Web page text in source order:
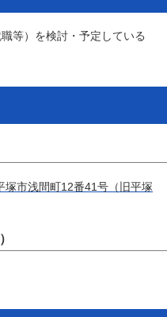
等）を検討・予定している
塚市浅間町12番41号（旧平塚